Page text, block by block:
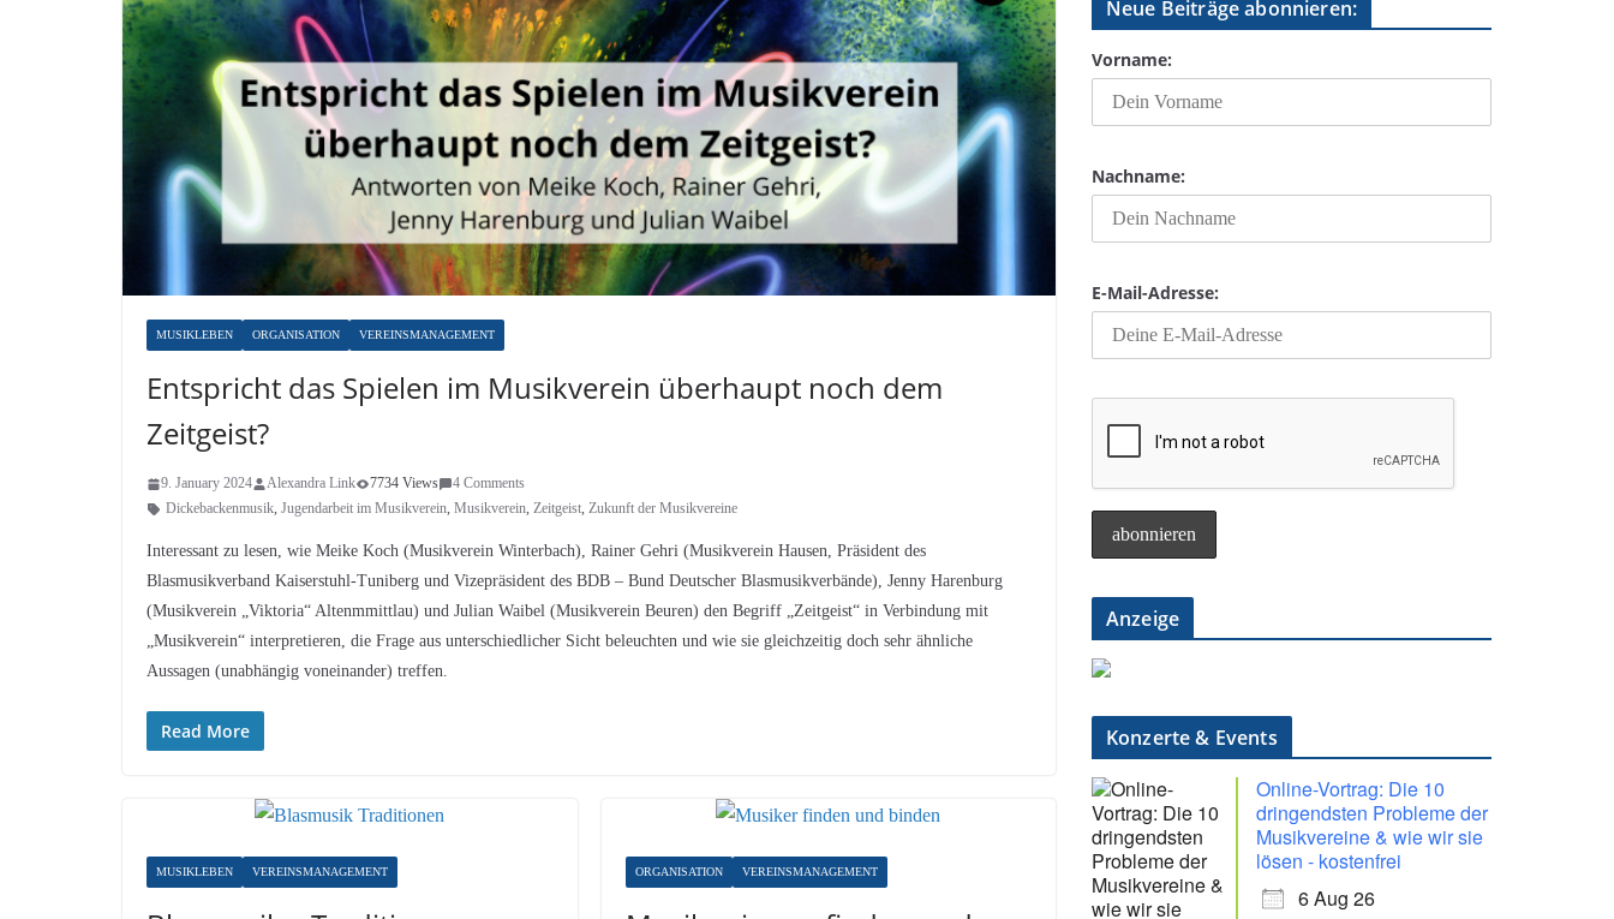
MUSIKLEBEN ORGANISATION VEREINSMANAGEMENT
Entspricht das Spielen im Musikverein überhaupt noch dem
Zeitgeist?
9. January 2024 Alexandra Link 7734 Views
4 Comments
Dickebackenmusik, Jugendarbeit im Musikverein, Musikverein, Zeitgeist, Zukunft der Musikvereine
Interessant zu lesen, wie Meike Koch (Musikverein Winterbach), Rainer Gehri (Musikverein Hausen, Präsident des
Blasmusikverband Kaiserstuhl-Tuniberg und Vizepräsident des BDB – Bund Deutscher Blasmusikverbände), Jenny Harenburg
(Musikverein „Viktoria“ Altenmmittlau) und Julian Waibel (Musikverein Beuren) den Begriff „Zeitgeist“ in Verbindung mit
„Musikverein“ interpretieren, die Frage aus unterschiedlicher Sicht beleuchten und wie sie gleichzeitig doch sehr ähnliche
Aussagen (unabhängig voneinander) treffen.
Read More
MUSIKLEBEN VEREINSMANAGEMENT ORGANISATION VEREINSMANAGEMENT
Neue Beiträge abonnieren:
Vorname:
Nachname:
E-Mail-Adresse:
Anzeige
Konzerte & Events
Online-Vortrag: Die 10
dringendsten Probleme der
Musikvereine & wie wir sie
lösen - kostenfrei
6 Aug 26